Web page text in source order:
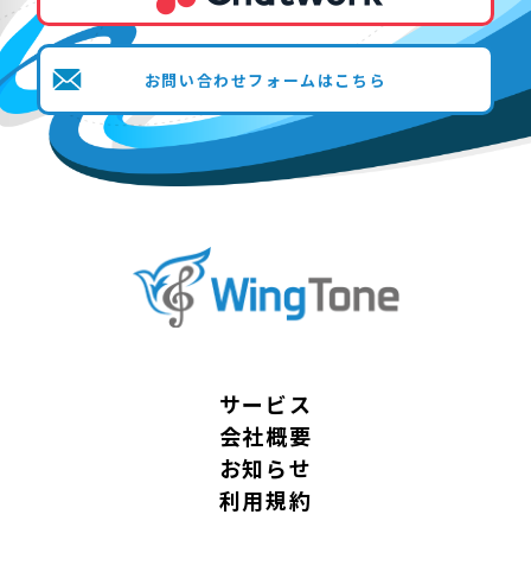
お問い合わせフォームはこちら
サービス
会社概要
お知らせ
利用規約